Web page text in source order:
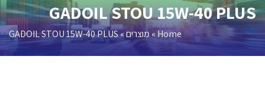
GADOIL STOU 15W-40 PLUS
Home
»מוצרים»
GADOIL STOU 15W-40 PLUS